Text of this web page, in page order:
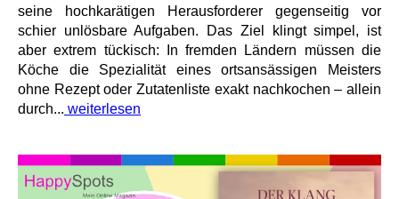
seine hochkarätigen Herausforderer gegenseitig vor
schier unlösbare Aufgaben. Das Ziel klingt simpel, ist
aber extrem tückisch: In fremden Ländern müssen die
Köche die Spezialität eines ortsansässigen Meisters
ohne Rezept oder Zutatenliste exakt nachkochen – allein
durch... weiterlesen